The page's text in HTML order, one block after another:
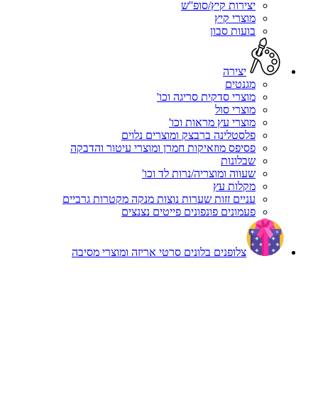
יצירות קיץ/סופ''ש
מוצרי קיץ
בועות סבון
יצירה
מגנטים
מוצרי סדקית סריגה וכו'
מוצרי סול
מוצרי עץ מראות וכו'
פלסטלינה ברבצק ומוצרים נלוים
פסיפס מוזאיקות חמרן ומוצרי עיטור והדבקה
שבלונות
שעווה ומוצריה/נרות לד וכו'
מקלות עץ
עניים זזות שערות נוצות מנקה מקטרות גרביים
פעמונים פונפונים פייטים נצנצים
צלופנים בלונים סרטי אריזה ומוצרי מסיבה